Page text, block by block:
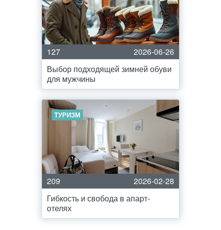
127
2026-06-26
Выбор подходящей зимней обуви
для мужчины
ТУРИЗМ
209
2026-02-28
Гибкость и свобода в апарт-
отелях